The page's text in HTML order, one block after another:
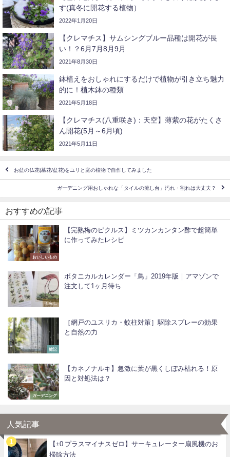
す(真冬に開花する植物）
2022年1月20日
【クレマチス】サムシングブルー品種は開花が長
い！？6月7月8月9月
2021年8月30日
鉢植えをおしゃれにするだけで植物が引き立ち魅力
的に！植木鉢の種類
2021年5月18日
【クレマチス(八重咲き)：天空】薄紫の花がたくさ
ん開花(5月～6月頃)
2021年5月11日
お盆の仏花(墓花/盆花)をユリと庭の植物で自作してみました
ガーデニング用おしゃれな「タイルの流し台」汚れ・割れは大丈夫？
おすすめの記事
おいしいもの
【完熟梅のピクルス】ミツカンカンタン酢で超簡単
に作ってみたレシピ
くらし
ボタニカルカレンダー「鳥」2019年版｜アマゾンで
注文して1ヶ月待ち
雑記
［網戸のユスリカ・蚊柱対策］駆除スプレーの効果
と自然の力
ガーデニング
【カネノナルキ】急激に葉が黒くしぼみ枯れる！原
因と対処法は？
人気記事
【±0 プラスマイナスゼロ】サーキュレーター扇風機のお
掃除方法